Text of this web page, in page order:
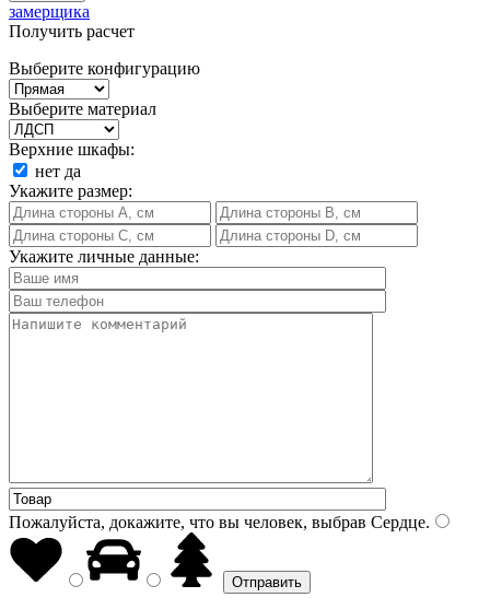
замерщика
Получить расчет
Выберите конфигурацию
Выберите материал
Верхние шкафы:
нет да
Укажите размер:
Укажите личные данные:
Пожалуйста, докажите, что вы человек, выбрав Сердце.